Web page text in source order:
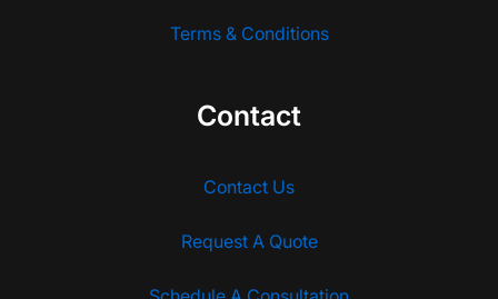
Terms & Conditions
Contact
Contact Us
Request A Quote